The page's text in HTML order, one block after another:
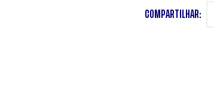
COMPARTILHAR: